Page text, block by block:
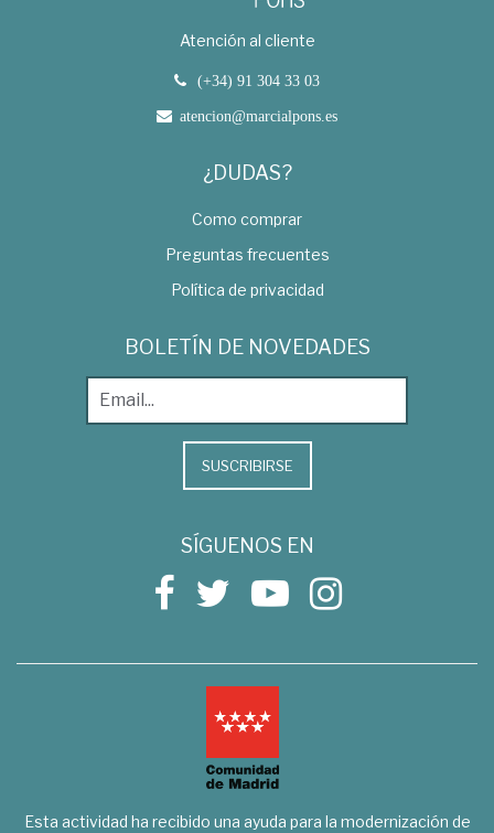
Atención al cliente
(+34) 91 304 33 03
atencion@marcialpons.es
¿DUDAS?
Como comprar
Preguntas frecuentes
Política de privacidad
BOLETÍN DE NOVEDADES
SUSCRIBIRSE
SÍGUENOS EN
Esta actividad ha recibido una ayuda para la modernización de